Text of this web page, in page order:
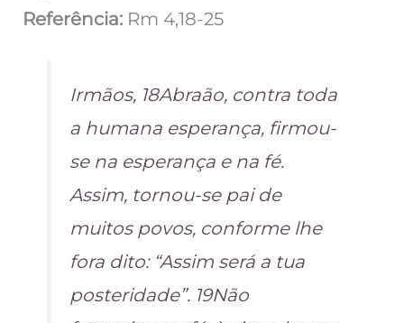
Referência: Rm 4,18-25
Irmãos, 18Abraão, contra toda
a humana esperança, firmou-
se na esperança e na fé.
Assim, tornou-se pai de
muitos povos, conforme lhe
fora dito: “Assim será a tua
posteridade”. 19Não